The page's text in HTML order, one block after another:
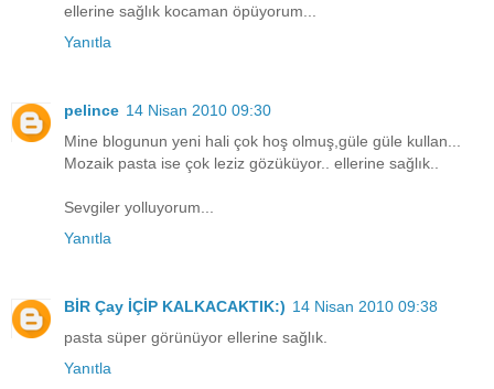
ellerine sağlık kocaman öpüyorum...
Yanıtla
pelince 14 Nisan 2010 09:30
Mine blogunun yeni hali çok hoş olmuş,güle güle kullan...
Mozaik pasta ise çok leziz gözüküyor.. ellerine sağlık..
Sevgiler yolluyorum...
Yanıtla
BİR Çay İÇİP KALKACAKTIK:) 14 Nisan 2010 09:38
pasta süper görünüyor ellerine sağlık.
Yanıtla